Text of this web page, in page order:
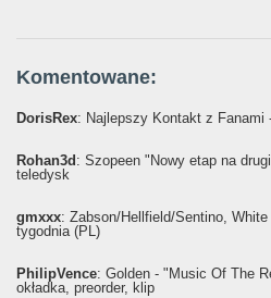
Komentowane:
DorisRex: Najlepszy Kontakt z Fanami
Rohan3d : Szopeen "Nowy etap na
teledysk
gmxxx: Żabson/Hellfield/Sentino,
tygodnia (PL)
PhilipVence: Golden - "Music Of The
okładka, preorder, klip